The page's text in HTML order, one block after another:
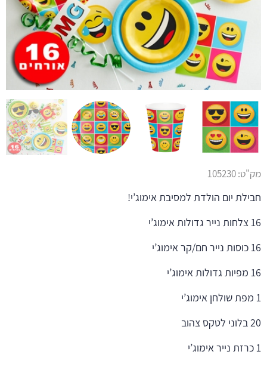
מק"ט:105230
חבילת יום הולדת למסיבת אימוג’י!
16 צלחות נייר גדולות אימוג’י
16 כוסות נייר חם/קר אימוג’י
16 מפיות גדולות אימוג’י
1 מפת שולחן אימוג’י
20 בלוני לטקס צהוב
1 כרזת נייר אימוג’י